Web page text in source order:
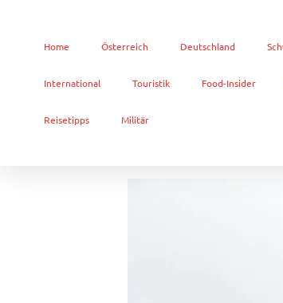
Home Österreich Deutschland
International Touristik Food-Insider
Reisetipps Militär